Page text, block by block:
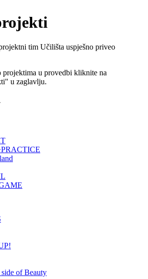
tim Učilišta uspješno priveo
projektima u provedbi kliknite na
u zaglavlju.
of Beauty